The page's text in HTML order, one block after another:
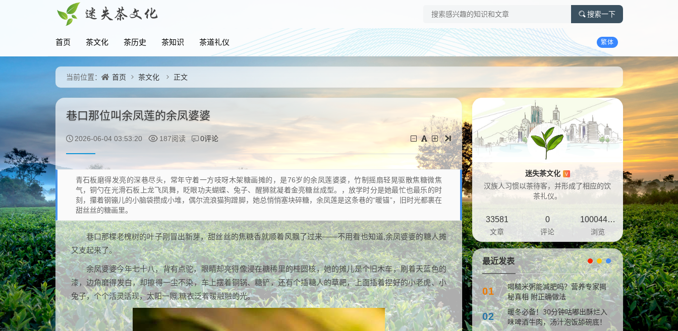
搜索一下
首页 茶文化 茶历史 茶知识 茶道礼仪 繁体
当前位置： 首页 茶文化 正文
巷口那位叫余凤莲的余凤婆婆
2026-06-04 03:53:20 187阅读 0评论
青石板磨得发亮的深巷尽头，常年守着一方吱呀木架糖画摊的，是76岁的余凤莲婆婆，竹制摇扇轻晃驱散焦糖微焦
气，铜勺在光滑石板上龙飞凤舞，眨眼功夫蝴蝶、兔子、醒狮就凝着金亮糖丝成型。，放学时分是她最忙也最乐的时
刻，攥着钢镚儿的小脑袋攒成小堆，偶尔流浪猫狗蹭脚，她总悄悄塞块碎糖，余凤莲是这条巷的“暖锚”，旧时光都裹在
甜丝丝的糖画里。
巷口那棵老槐树的叶子刚冒出新芽，甜丝丝的焦糖香就顺着风飘了过来——不用看也知道,余凤婆婆的糖人摊
又支起来了。
余凤婆婆今年七十八，背有点驼，眼睛却亮得像浸在糖稀里的桂圆核，她的摊儿是个旧木车，刷着天蓝色的
漆，边角磨得发白，却擦得一尘不染，车上摆着铜锅、糖铲，还有个插糖人的草靶，上面插着捏好的小老虎、小
兔子，个个活灵活现，太阳一照,糖衣泛着暖融融的光。
迷失茶文化 V
汉族人习惯以茶待客，并形成了相应的饮
茶礼仪。
33581
文章
0
评论
10004401
浏览
最近发表
01
喝糙米粥能减肥吗？营养专家揭
秘真相 附正确做法
02
暖冬必备！30分钟咕嘟出酥烂入
味啤酒牛肉，汤汁泡饭舔碗底！